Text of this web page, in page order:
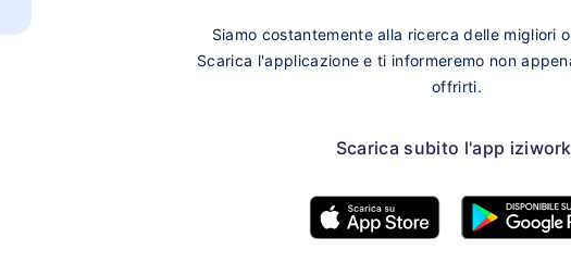
Siamo costantemente alla ricerca delle migliori
Scarica l'applicazione e ti informeremo non
offrirti.
Scarica subito l'app